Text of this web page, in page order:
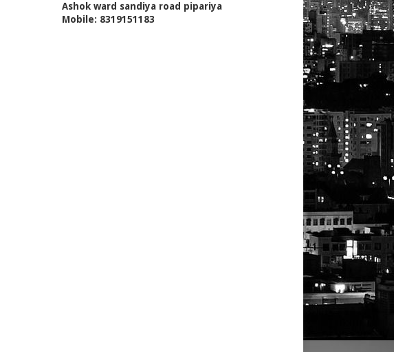
Ashok ward sandiya road pipariya
Mobile: 8319151183